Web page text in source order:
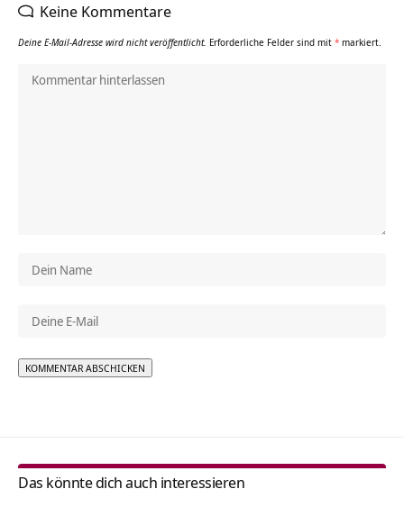
Keine Kommentare
Deine E-Mail-Adresse wird nicht veröffentlicht. Erforderliche Felder sind mit * markiert.
Das könnte dich auch interessieren